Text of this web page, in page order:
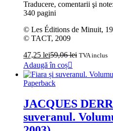
Traducere, comentarii şi
340 pagini
© Les Éditions de Minuit,
© TACT, 2009
47,25 lei59,06lei TVA inclus
Adaugă în coș
Paperback
JACQUES
suveranul.